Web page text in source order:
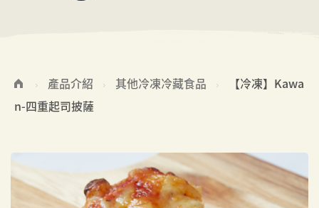
產品介紹 其他冷凍冷藏食品
【冷凍】Kawa
n-四重起司披薩